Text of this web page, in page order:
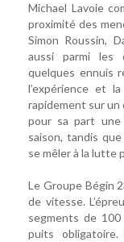
Michael Lavoie
proximité des
Simon Roussin,
aussi parmi les
quelques ennuis
l’expérience et
rapidement sur
pour sa part
saison, tandis
se mêler à la lutte
Le Groupe Bégin
de vitesse.
segments de
puits